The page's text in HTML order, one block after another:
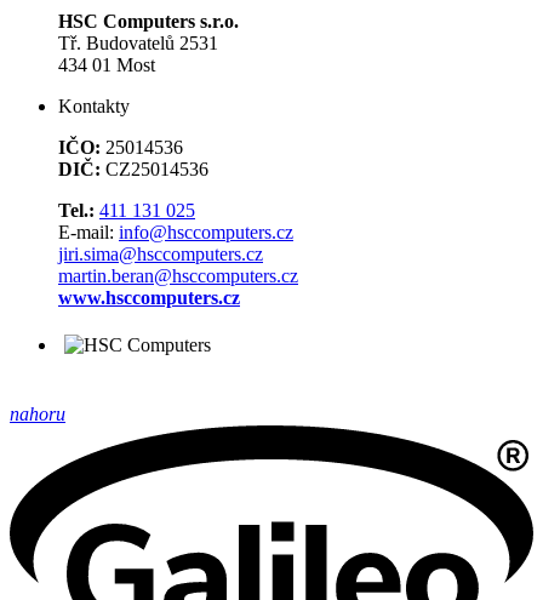
HSC Computers s.r.o.
Tř. Budovatelů 2531
434 01 Most
Kontakty
IČO: 25014536
DIČ: CZ25014536
Tel.: 411 131 025
E-mail: info@hsccomputers.cz
jiri.sima@hsccomputers.cz
martin.beran@hsccomputers.cz
www.hsccomputers.cz
nahoru